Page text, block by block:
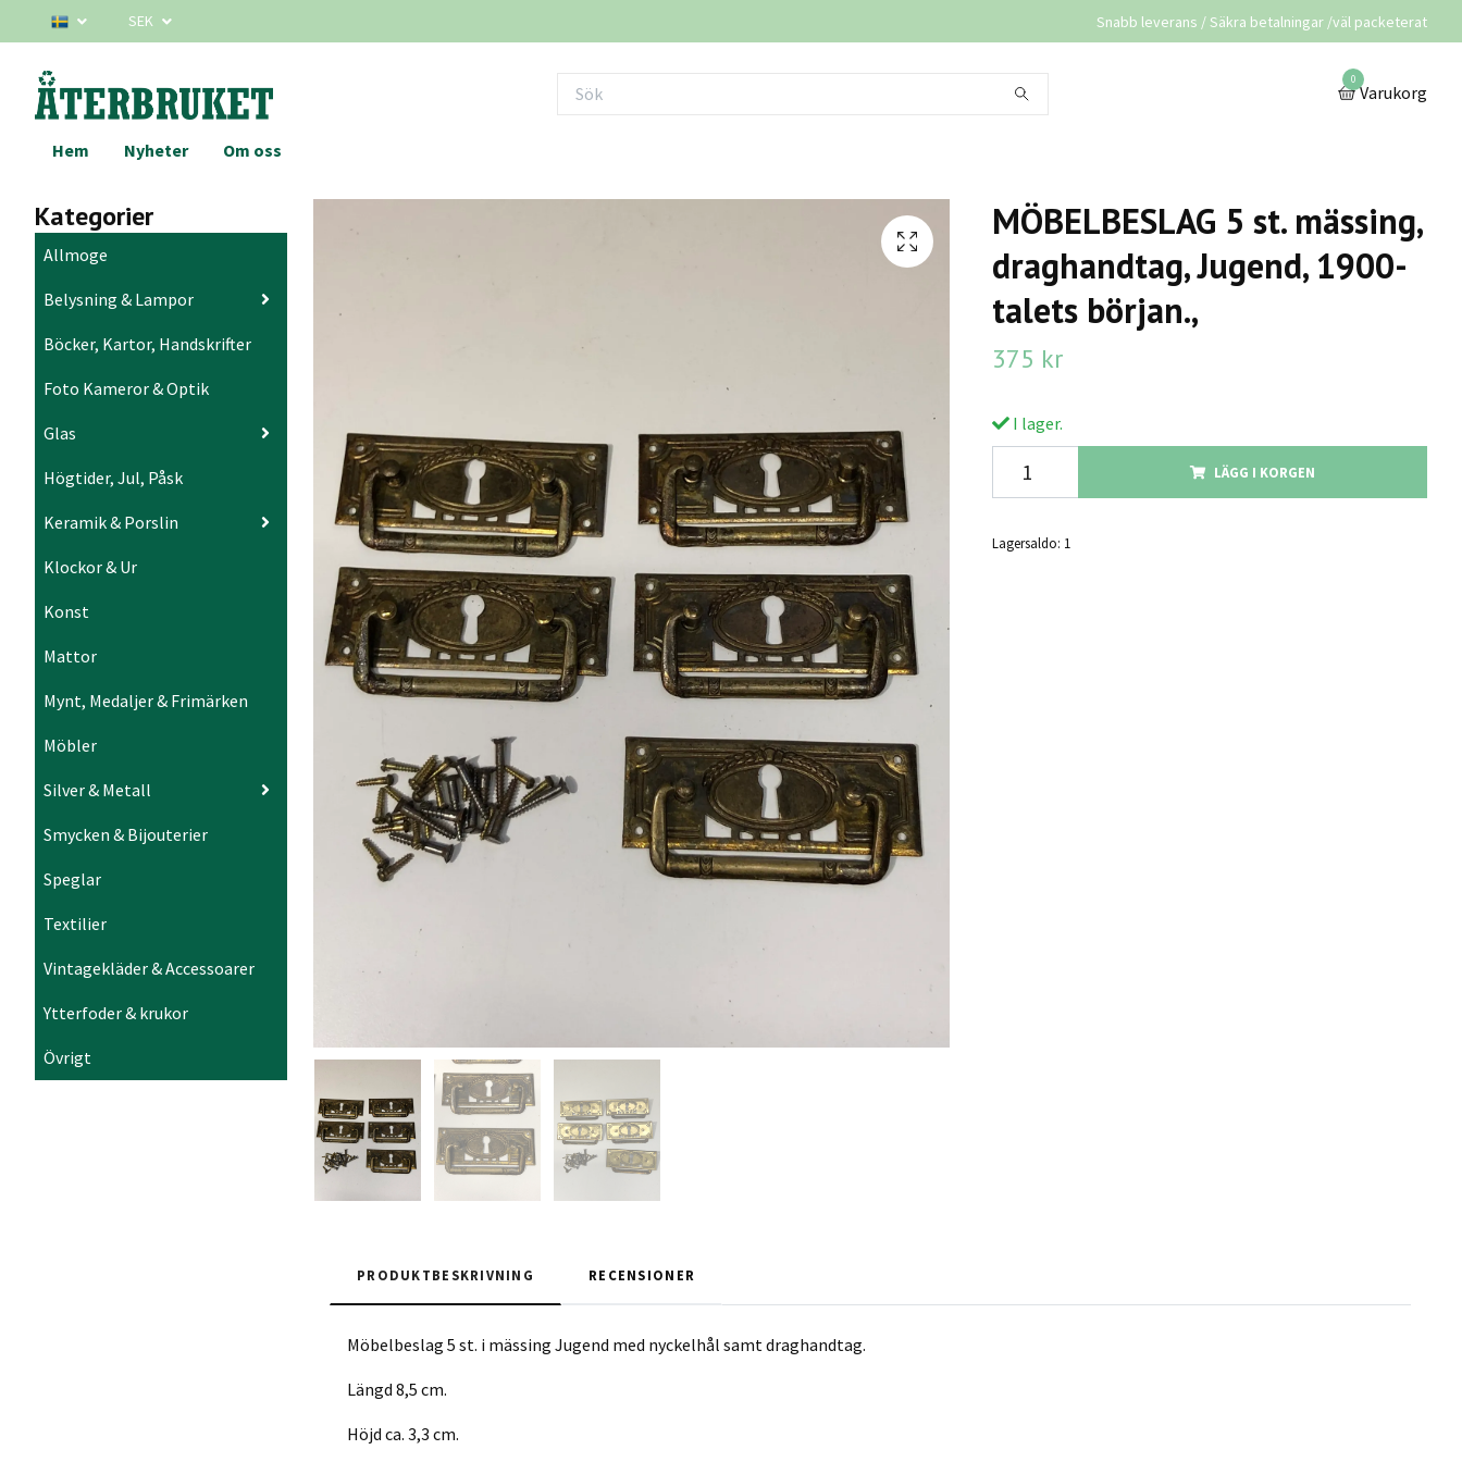
SEK Snabb leverans / Säkra betalningar /väl packeterat
0
Varukorg
Hem Nyheter Om oss
Kategorier
Allmoge
Belysning & Lampor
Böcker, Kartor, Handskrifter
Foto Kameror & Optik
Glas
Högtider, Jul, Påsk
Keramik & Porslin
Klockor & Ur
Konst
Mattor
Mynt, Medaljer & Frimärken
Möbler
Silver & Metall
Smycken & Bijouterier
Speglar
Textilier
Vintagekläder & Accessoarer
Ytterfoder & krukor
Övrigt
MÖBELBESLAG 5 st. mässing,
draghandtag, Jugend, 1900-
talets början.,
375 kr
I lager.
LÄGG I KORGEN
Lagersaldo: 1
PRODUKTBESKRIVNING RECENSIONER
Möbelbeslag 5 st. i mässing Jugend med nyckelhål samt draghandtag.
Längd 8,5 cm.
Höjd ca. 3,3 cm.